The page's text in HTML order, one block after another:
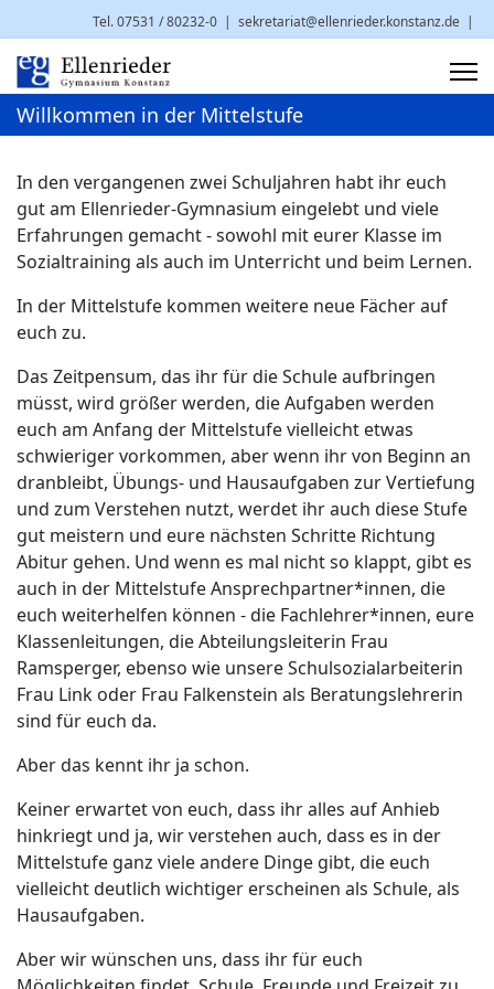
Tel. 07531 / 80232-0 | sekretariat@ellenrieder.konstanz.de |
Brauneggerstr. 29 | 78462 Konstanz
Willkommen in der Mittelstufe
In den vergangenen zwei Schuljahren habt ihr euch
gut am Ellenrieder-Gymnasium eingelebt und viele
Erfahrungen gemacht - sowohl mit eurer Klasse im
Sozialtraining als auch im Unterricht und beim Lernen.
In der Mittelstufe kommen weitere neue Fächer auf
euch zu.
Das Zeitpensum, das ihr für die Schule aufbringen
müsst, wird größer werden, die Aufgaben werden
euch am Anfang der Mittelstufe vielleicht etwas
schwieriger vorkommen, aber wenn ihr von Beginn an
dranbleibt, Übungs- und Hausaufgaben zur Vertiefung
und zum Verstehen nutzt, werdet ihr auch diese Stufe
gut meistern und eure nächsten Schritte Richtung
Abitur gehen. Und wenn es mal nicht so klappt, gibt es
auch in der Mittelstufe Ansprechpartner*innen, die
euch weiterhelfen können - die Fachlehrer*innen, eure
Klassenleitungen, die Abteilungsleiterin Frau
Ramsperger, ebenso wie unsere Schulsozialarbeiterin
Frau Link oder Frau Falkenstein als Beratungslehrerin
sind für euch da.
Aber das kennt ihr ja schon.
Keiner erwartet von euch, dass ihr alles auf Anhieb
hinkriegt und ja, wir verstehen auch, dass es in der
Mittelstufe ganz viele andere Dinge gibt, die euch
vielleicht deutlich wichtiger erscheinen als Schule, als
Hausaufgaben.
Aber wir wünschen uns, dass ihr für euch